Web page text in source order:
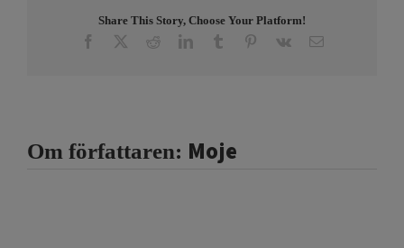
Share This Story, Choose Your Platform!
Facebook RedditLinkedInTumblr Pinterest
Vk E-
Om författaren: Moje